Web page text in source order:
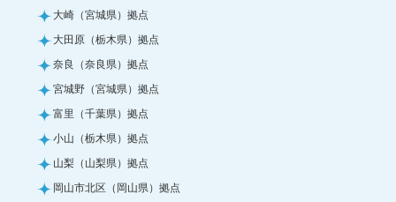
大崎（宮城県）拠点
大田原（栃木県）拠点
奈良（奈良県）拠点
宮城野（宮城県）拠点
富里（千葉県）拠点
小山（栃木県）拠点
山梨（山梨県）拠点
岡山市北区（岡山県）拠点